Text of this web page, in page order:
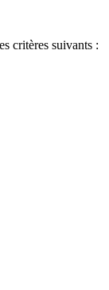
critères suivants :